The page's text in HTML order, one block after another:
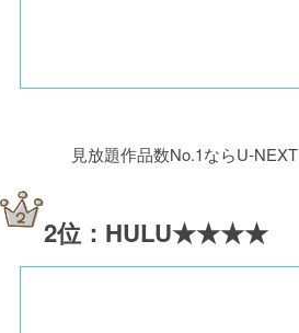
見放題作品数No.1ならU-NEXT
2位：HULU★★★★